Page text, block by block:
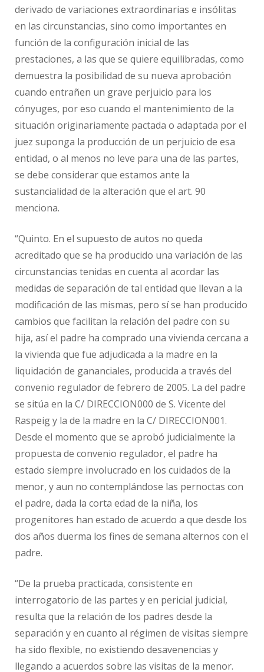
derivado de variaciones extraordinarias e insólitas
en las circunstancias, sino como importantes en
función de la configuración inicial de las
prestaciones, a las que se quiere equilibradas, como
demuestra la posibilidad de su nueva aprobación
cuando entrañen un grave perjuicio para los
cónyuges, por eso cuando el mantenimiento de la
situación originariamente pactada o adaptada por el
juez suponga la producción de un perjuicio de esa
entidad, o al menos no leve para una de las partes,
se debe considerar que estamos ante la
sustancialidad de la alteración que el art. 90
menciona.
“Quinto. En el supuesto de autos no queda
acreditado que se ha producido una variación de las
circunstancias tenidas en cuenta al acordar las
medidas de separación de tal entidad que llevan a la
modificación de las mismas, pero sí se han producido
cambios que facilitan la relación del padre con su
hija, así el padre ha comprado una vivienda cercana a
la vivienda que fue adjudicada a la madre en la
liquidación de gananciales, producida a través del
convenio regulador de febrero de 2005. La del padre
se sitúa en la C/ DIRECCION000 de S. Vicente del
Raspeig y la de la madre en la C/ DIRECCION001.
Desde el momento que se aprobó judicialmente la
propuesta de convenio regulador, el padre ha
estado siempre involucrado en los cuidados de la
menor, y aun no contemplándose las pernoctas con
el padre, dada la corta edad de la niña, los
progenitores han estado de acuerdo a que desde los
dos años duerma los fines de semana alternos con el
padre.
“De la prueba practicada, consistente en
interrogatorio de las partes y en pericial judicial,
resulta que la relación de los padres desde la
separación y en cuanto al régimen de visitas siempre
ha sido flexible, no existiendo desavenencias y
llegando a acuerdos sobre las visitas de la menor.